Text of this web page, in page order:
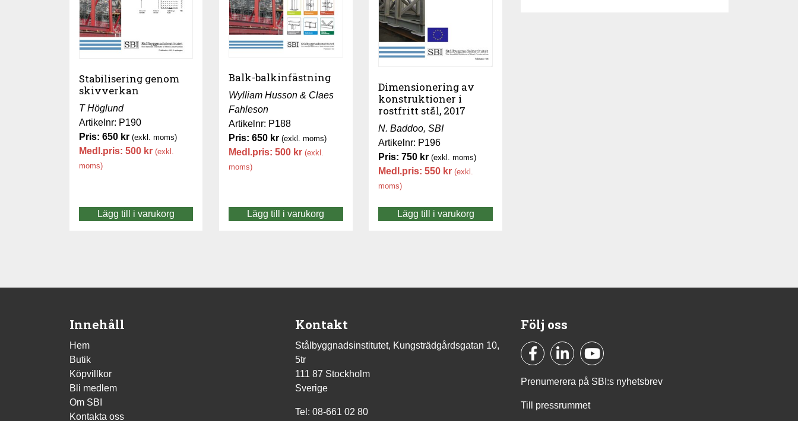
Stabilisering genom
skivverkan
T Höglund
Artikelnr: P190
Pris: 650 kr (exkl. moms)
Medl.pris: 500 kr (exkl.
moms)
Lägg till i varukorg
Balk-balkinfästning
Wylliam Husson & Claes
Fahleson
Artikelnr: P188
Pris:650 kr (exkl. moms)
Medl.pris:500 kr (exkl.
moms)
Lägg till i varukorg
Dimensionering av
konstruktioner i
rostfritt stål, 2017
N. Baddoo, SBI
Artikelnr: P196
Pris:750 kr (exkl. moms)
Medl.pris:550 kr (exkl.
moms)
Lägg till i varukorg
Innehåll
Hem
Butik
Köpvillkor
Bli medlem
Om SBI
Kontakta oss
Kontakt
Stålbyggnadsinstitutet, Kungsträdgårdsgatan 10,
5tr
111 87 Stockholm
Sverige
Tel: 08-661 02 80
Följ oss
Prenumerera på SBI:s nyhetsbrev
Till pressrummet